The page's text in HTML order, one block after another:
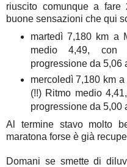
riuscito comunque a fare
buone sensazioni che qui
martedì 7,180 km a
medio 4,49,
progressione da 5,06
mercoledì 7,180 km
(!!) Ritmo medio
progressione da 5,00
Al termine stavo molto
maratona forse è già
Domani se smette di